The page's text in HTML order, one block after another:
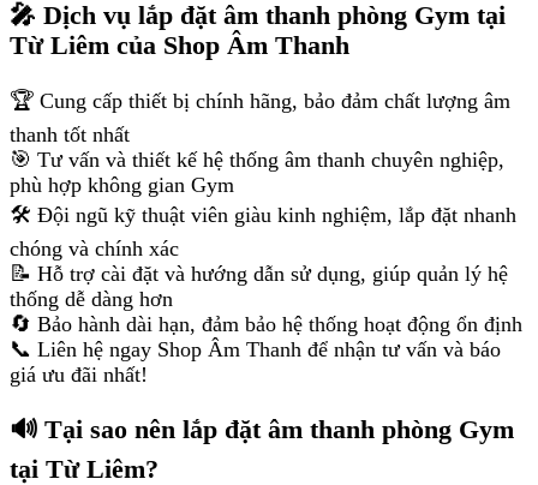
🎤 Dịch vụ lắp đặt âm thanh phòng Gym tại
Từ Liêm của Shop Âm Thanh
🏆 Cung cấp thiết bị chính hãng, bảo đảm chất lượng âm
thanh tốt nhất
🎯 Tư vấn và thiết kế hệ thống âm thanh chuyên nghiệp,
phù hợp không gian Gym
🛠️ Đội ngũ kỹ thuật viên giàu kinh nghiệm, lắp đặt nhanh
chóng và chính xác
📝 Hỗ trợ cài đặt và hướng dẫn sử dụng, giúp quản lý hệ
thống dễ dàng hơn
🔄 Bảo hành dài hạn, đảm bảo hệ thống hoạt động ổn định
📞 Liên hệ ngay Shop Âm Thanh để nhận tư vấn và báo
giá ưu đãi nhất!
🔊 Tại sao nên lắp đặt âm thanh phòng Gym
tại Từ Liêm?